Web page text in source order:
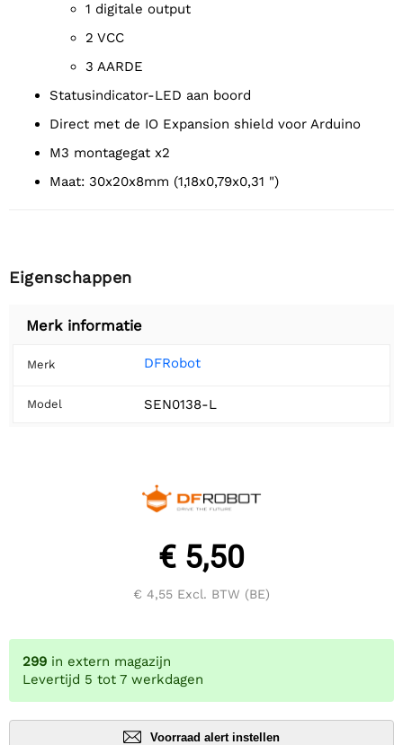
1 digitale output
2 VCC
3 AARDE
Statusindicator-LED aan boord
Direct met de IO Expansion shield voor Arduino
M3 montagegat x2
Maat: 30x20x8mm (1,18x0,79x0,31 ")
Eigenschappen
Merk informatie
Merk DFRobot
Model SEN0138-L
€ 5,50
€ 4,55 Excl. BTW (BE)
299 in extern magazijn
Levertijd 5 tot 7 werkdagen
Voorraad alert instellen